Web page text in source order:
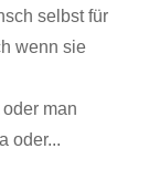
selbst für
wenn sie
man
oder...